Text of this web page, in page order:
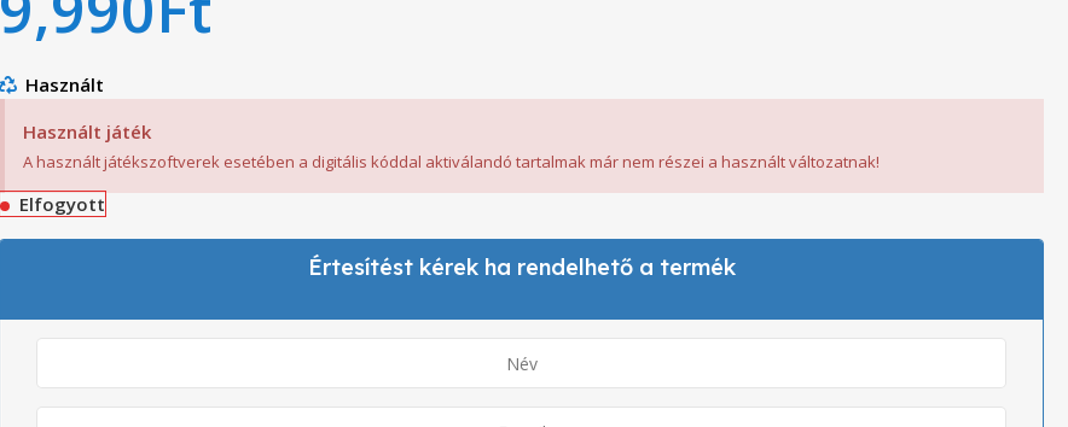
Használt
Használt játék
A használt játékszoftverek esetében a digitális kóddal aktiválandó tartalmak már nem részei a használt változatnak!
Elfogyott
Értesítést kérek ha rendelhető a termék